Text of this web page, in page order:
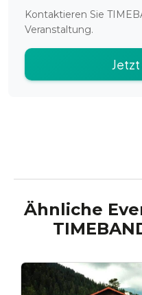
Kontaktieren Sie
Veranstaltung.
Ähnliche